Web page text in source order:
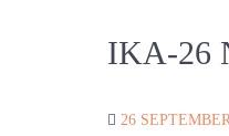
IKA-26
26